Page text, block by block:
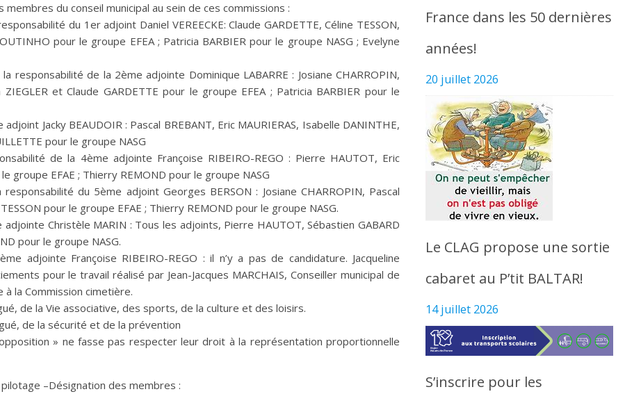
du conseil municipal au sein de ces commissions :
du 1er adjoint Daniel VEREECKE: Claude GARDETTE, Céline TESSON,
pour le groupe EFEA ; Patricia BARBIER pour le groupe NASG ; Evelyne
responsabilité de la 2ème adjointe Dominique LABARRE : Josiane CHARROPIN,
et Claude GARDETTE pour le groupe EFEA ; Patricia BARBIER pour le
Jacky BEAUDOIR : Pascal BREBANT, Eric MAURIERAS, Isabelle DANINTHE,
pour le groupe NASG
de la 4ème adjointe Françoise RIBEIRO-REGO : Pierre HAUTOT, Eric
groupe EFAE ; Thierry REMOND pour le groupe NASG
du 5ème adjoint Georges BERSON : Josiane CHARROPIN, Pascal
pour le groupe EFAE ; Thierry REMOND pour le groupe NASG.
Christèle MARIN : Tous les adjoints, Pierre HAUTOT, Sébastien GABARD
pour le groupe NASG.
adjointe Françoise RIBEIRO-REGO : il n’y a pas de candidature. Jacqueline
pour le travail réalisé par Jean-Jacques MARCHAIS, Conseiller municipal de
la Commission cimetière.
de la Vie associative, des sports, de la culture et des loisirs.
de la sécurité et de la prévention
» ne fasse pas respecter leur droit à la représentation proportionnelle
–Désignation des membres :
France dans les 50 dernières
années!
20 juillet 2026
Le CLAG propose une sortie
cabaret au P’tit BALTAR!
14 juillet 2026
S’inscrire pour les